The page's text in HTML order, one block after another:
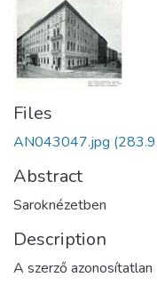
Files
AN043047.jpg
Abstract
Saroknézetben
Description
A szerző azonosítatlan